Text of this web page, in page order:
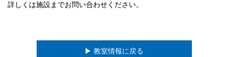
詳しくは施設までお問い合わせください。
▶︎ 教室情報に戻る